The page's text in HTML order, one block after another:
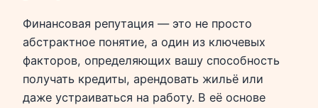
Финансовая репутация — это не просто
абстрактное понятие, а один из ключевых
факторов, определяющих вашу способность
получать кредиты, арендовать жильё или
даже устраиваться на работу. В её основе